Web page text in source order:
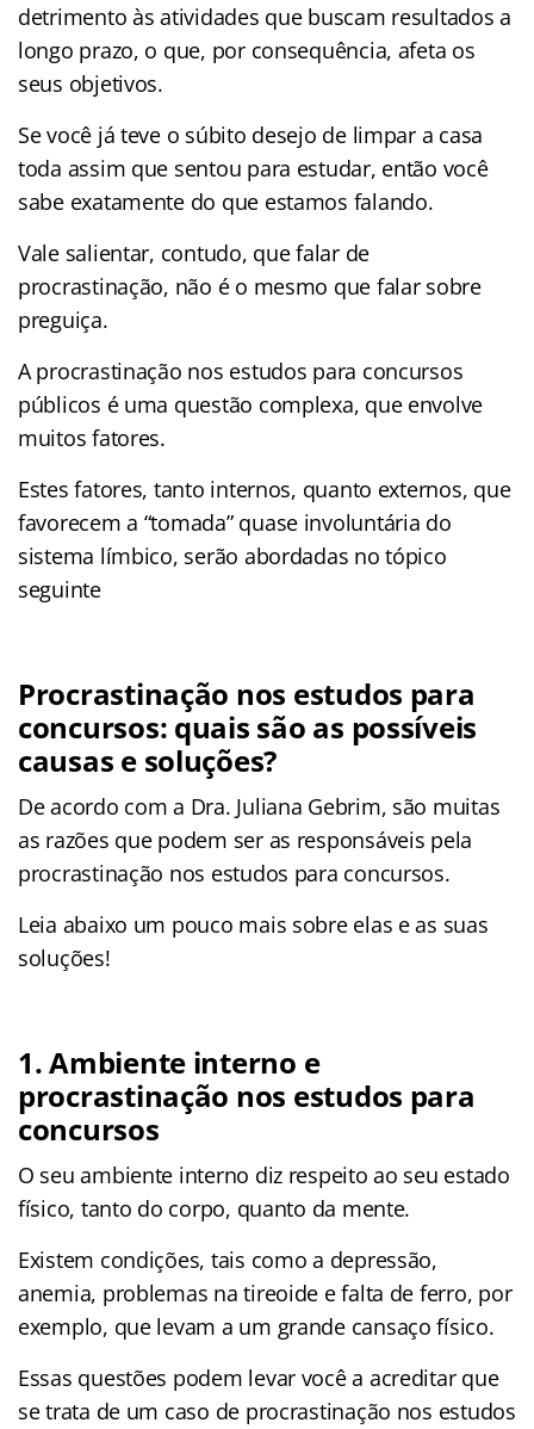
detrimento às atividades que buscam resultados a
longo prazo, o que, por consequência, afeta os
seus objetivos.
Se você já teve o súbito desejo de limpar a casa
toda assim que sentou para estudar, então você
sabe exatamente do que estamos falando.
Vale salientar, contudo, que falar de
procrastinação, não é o mesmo que falar sobre
preguiça.
A procrastinação nos estudos para concursos
públicos é uma questão complexa, que envolve
muitos fatores.
Estes fatores, tanto internos, quanto externos, que
favorecem a “tomada” quase involuntária do
sistema límbico, serão abordadas no tópico
seguinte
Procrastinação nos estudos para
concursos: quais são as possíveis
causas e soluções?
De acordo com a Dra. Juliana Gebrim, são muitas
as razões que podem ser as responsáveis pela
procrastinação nos estudos para concursos.
Leia abaixo um pouco mais sobre elas e as suas
soluções!
1. Ambiente interno e
procrastinação nos estudos para
concursos
O seu ambiente interno diz respeito ao seu estado
físico, tanto do corpo, quanto da mente.
Existem condições, tais como a depressão,
anemia, problemas na tireoide e falta de ferro, por
exemplo, que levam a um grande cansaço físico.
Essas questões podem levar você a acreditar que
se trata de um caso de procrastinação nos estudos